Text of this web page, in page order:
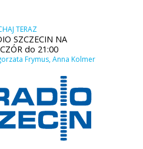
TERAZ
SZCZECIN NA
do 21:00
Frymus, Anna Kolmer